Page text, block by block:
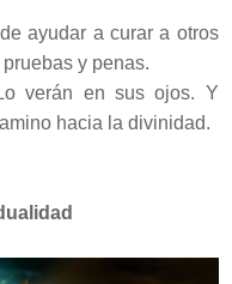
ayudar a curar a otros
y penas.
verán en sus ojos. Y
hacia la divinidad.